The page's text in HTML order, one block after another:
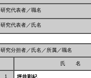
研究代表者／職名
研究代表者／氏名
研究分担者／氏名／所属／職名
氏 名
1 坪井彩紀